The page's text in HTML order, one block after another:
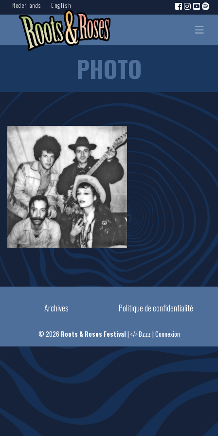
Nederlands English
PHOTO
Archives Politique de confidentialité
© 2026 Roots & Roses Festival | Bzzz | Connexion